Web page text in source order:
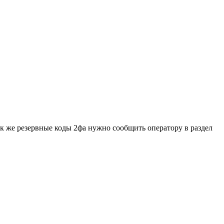
резервные коды 2фа нужно сообщить оператору в раздел